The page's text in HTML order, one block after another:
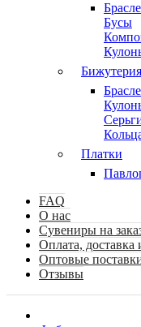
Бусы
Бижутерия
Платки
FAQ
О нас
Сувениры на
Оплата, доставка
Оптовые
Отзывы